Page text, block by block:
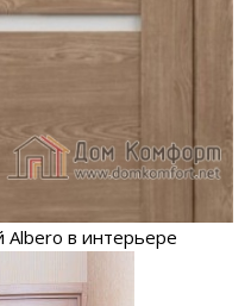
Albero в интерьере